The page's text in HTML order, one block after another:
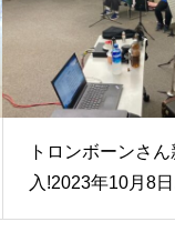
トロンボーンさ
入!2023年10月8日